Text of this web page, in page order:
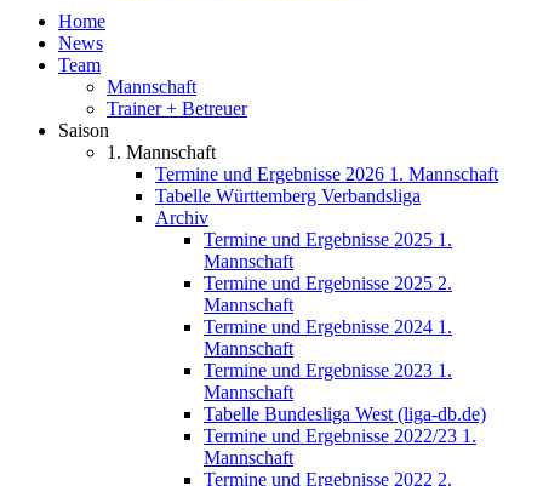
Home
News
Team
Mannschaft
Trainer + Betreuer
Saison
1. Mannschaft
Termine und Ergebnisse 2026 1. Mannschaft
Tabelle Württemberg Verbandsliga
Archiv
Termine und Ergebnisse 2025 1.
Mannschaft
Termine und Ergebnisse 2025 2.
Mannschaft
Termine und Ergebnisse 2024 1.
Mannschaft
Termine und Ergebnisse 2023 1.
Mannschaft
Tabelle Bundesliga West (liga-db.de)
Termine und Ergebnisse 2022/23 1.
Mannschaft
Termine und Ergebnisse 2022 2.